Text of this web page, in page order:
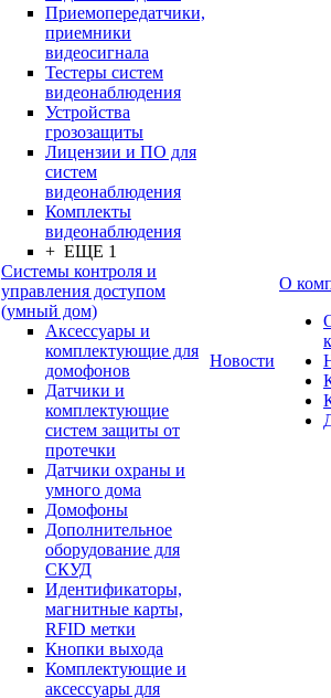
Приемопередатчики,
приемники
видеосигнала
Тестеры систем
видеонаблюдения
Устройства
грозозащиты
Лицензии и ПО для
систем
видеонаблюдения
Комплекты
видеонаблюдения
+ ЕЩЕ 1
Системы контроля и
управления доступом
(умный дом)
Аксессуары и
комплектующие для
домофонов
Датчики и
комплектующие
систем защиты от
протечки
Датчики охраны и
умного дома
Домофоны
Дополнительное
оборудование для
СКУД
Идентификаторы,
магнитные карты,
RFID метки
Кнопки выхода
Комплектующие и
аксессуары для
Новости
О